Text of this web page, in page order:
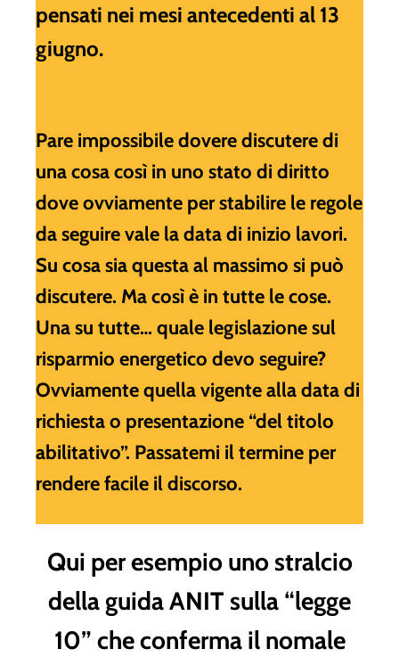
pensati nei mesi antecedenti al 13
giugno.
Pare impossibile dovere discutere di
una cosa così in uno stato di diritto
dove ovviamente per stabilire le regole
da seguire vale la data di inizio lavori.
Su cosa sia questa al massimo si può
discutere. Ma così è in tutte le cose.
Una su tutte… quale legislazione sul
risparmio energetico devo seguire?
Ovviamente quella vigente alla data di
richiesta o presentazione “del titolo
abilitativo”. Passatemi il termine per
rendere facile il discorso.
Qui per esempio uno stralcio
della guida ANIT sulla “legge
10” che conferma il nomale